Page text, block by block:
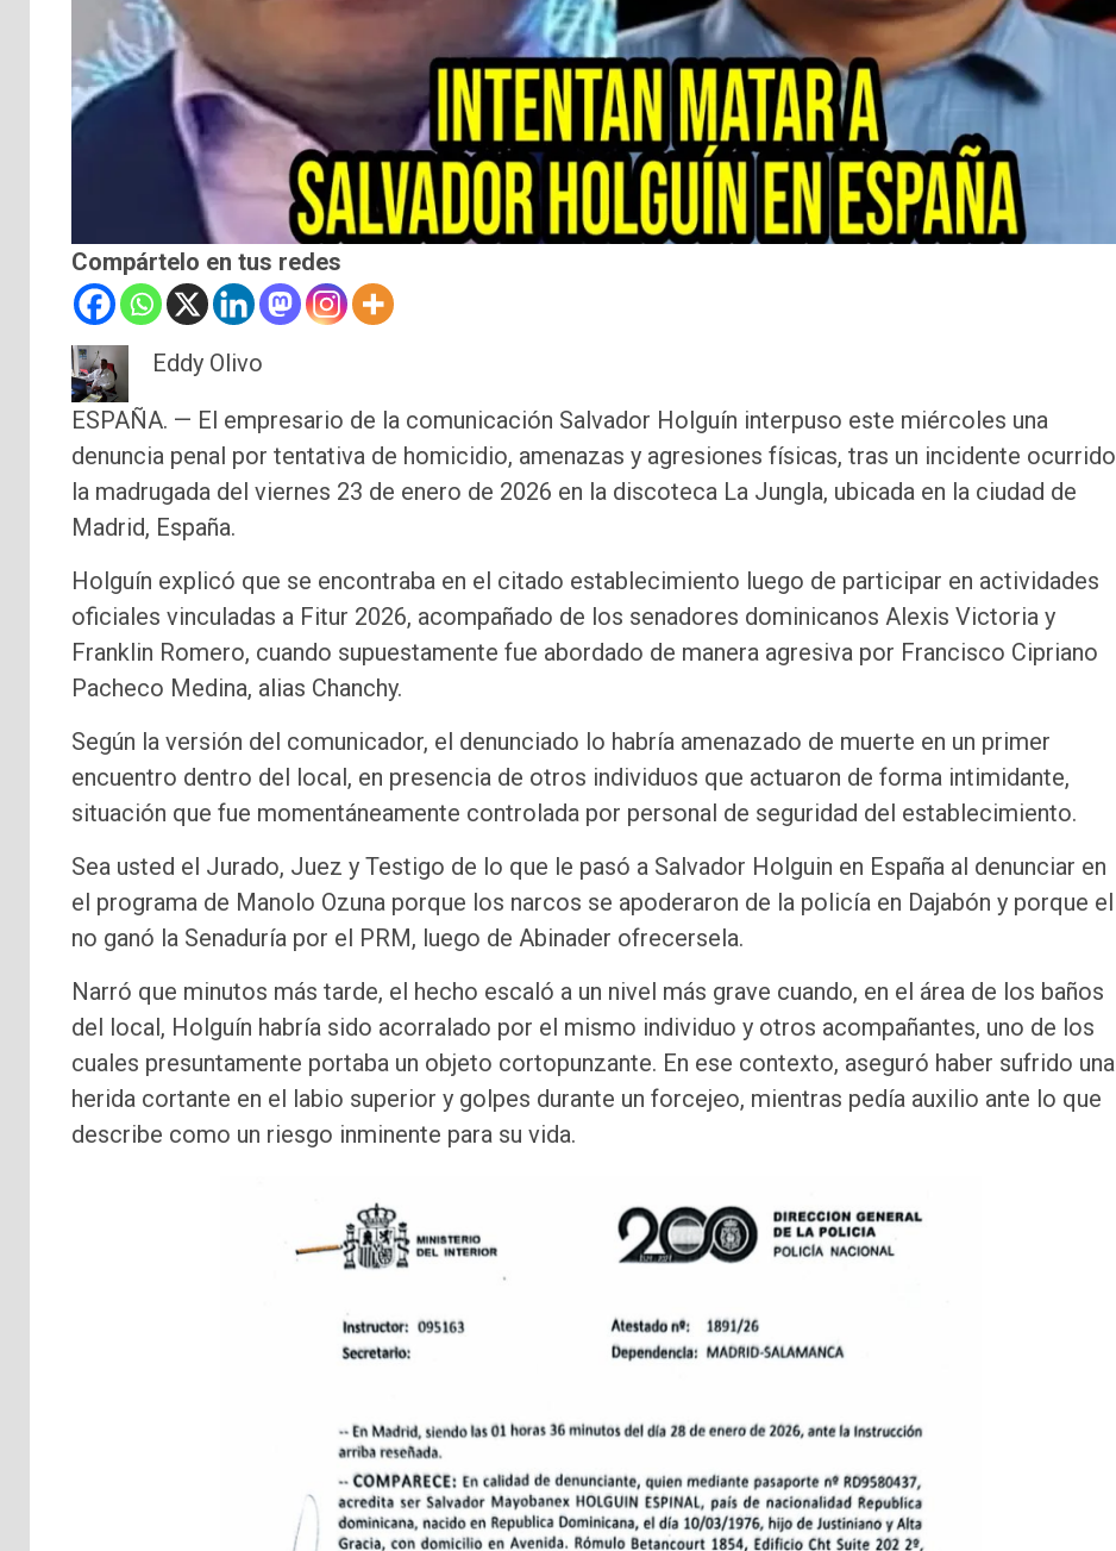
Compártelo en tus redes
Eddy Olivo
ESPAÑA. — El empresario de la comunicación Salvador Holguín interpuso este miércoles una
denuncia penal por tentativa de homicidio, amenazas y agresiones físicas, tras un incidente ocurrido
la madrugada del viernes 23 de enero de 2026 en la discoteca La Jungla, ubicada en la ciudad de
Madrid, España.
Holguín explicó que se encontraba en el citado establecimiento luego de participar en actividades
oficiales vinculadas a Fitur 2026, acompañado de los senadores dominicanos Alexis Victoria y
Franklin Romero, cuando supuestamente fue abordado de manera agresiva por Francisco Cipriano
Pacheco Medina, alias Chanchy.
Según la versión del comunicador, el denunciado lo habría amenazado de muerte en un primer
encuentro dentro del local, en presencia de otros individuos que actuaron de forma intimidante,
situación que fue momentáneamente controlada por personal de seguridad del establecimiento.
Sea usted el Jurado, Juez y Testigo de lo que le pasó a Salvador Holguin en España al denunciar en
el programa de Manolo Ozuna porque los narcos se apoderaron de la policía en Dajabón y porque el
no ganó la Senaduría por el PRM, luego de Abinader ofrecersela.
Narró que minutos más tarde, el hecho escaló a un nivel más grave cuando, en el área de los baños
del local, Holguín habría sido acorralado por el mismo individuo y otros acompañantes, uno de los
cuales presuntamente portaba un objeto cortopunzante. En ese contexto, aseguró haber sufrido una
herida cortante en el labio superior y golpes durante un forcejeo, mientras pedía auxilio ante lo que
describe como un riesgo inminente para su vida.